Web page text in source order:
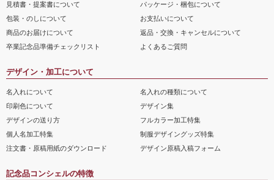
見積書・提案書について
パッケージ・梱包について
包装・のしについて
お支払いについて
商品のお届けについて
返品・交換・キャンセルについて
卒業記念品準備チェックリスト
よくあるご質問
デザイン・加工について
名入れについて
名入れの種類について
印刷色について
デザイン集
デザインの送り方
フルカラー加工特集
個人名加工特集
制服デザイングッズ特集
注文書・原稿用紙のダウンロード
デザイン原稿入稿フォーム
記念品コンシェルの特徴